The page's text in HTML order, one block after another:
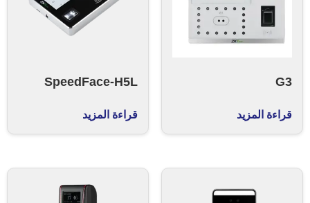
G3
قراءة المزيد
SpeedFace-H5L
قراءة المزيد